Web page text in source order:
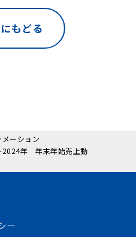
もどる
ーション
2024年 年末年始売上動
ー